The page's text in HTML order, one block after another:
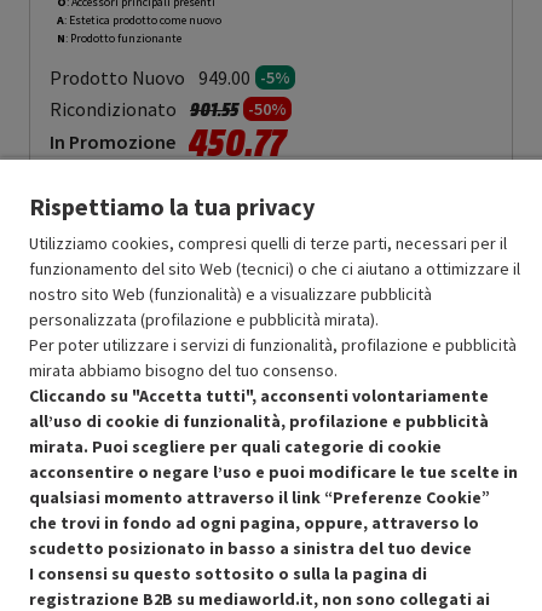
A: Estetica prodotto come nuovo
N: Prodotto funzionante
Prodotto Nuovo 949.00 -5%
Ricondizionato Prezzo ridotto da
901.55a-50%
In Promozione 450.77
Aggiungi al carrello
SCONTO RICONDIZIONATI
Approfitta dello sconto del 50% sul prodotto ricondizionato.
Condizioni generali di vendita
Cookie Policy
Preferenze cookie
Recedere dal contratto qui
Rispettiamo la tua privacy
Utilizziamo cookies, compresi quelli di terze parti, necessari per il
funzionamento del sito Web (tecnici) o che ci aiutano a ottimizzare il
nostro sito Web (funzionalità) e a visualizzare pubblicità
personalizzata (profilazione e pubblicità mirata).
Per poter utilizzare i servizi di funzionalità, profilazione e pubblicità
mirata abbiamo bisogno del tuo consenso.
Cliccando su "Accetta tutti", acconsenti volontariamente
all’uso di cookie di funzionalità, profilazione e pubblicità
mirata. Puoi scegliere per quali categorie di cookie
acconsentire o negare l’uso e puoi modificare le tue scelte in
qualsiasi momento attraverso il link “Preferenze Cookie”
che trovi in fondo ad ogni pagina, oppure, attraverso lo
scudetto posizionato in basso a sinistra del tuo device
I consensi su questo sottosito o sulla la pagina di
registrazione B2B su mediaworld.it, non sono collegati ai